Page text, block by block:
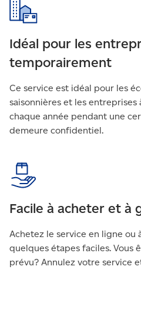
Idéal pour les
temporairement
Ce service est idéal pour les
saisonnières et les
chaque année pendant une
demeure confidentiel.
Facile à acheter et à
Achetez le service en ligne ou
quelques étapes faciles. Vous
prévu? Annulez votre service